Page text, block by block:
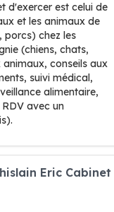
d'exercer est celui de
et les animaux de
porcs) chez les
(chiens, chats,
animaux, conseils aux
suivi médical,
alimentaire,
avec un
Eric Cabinet